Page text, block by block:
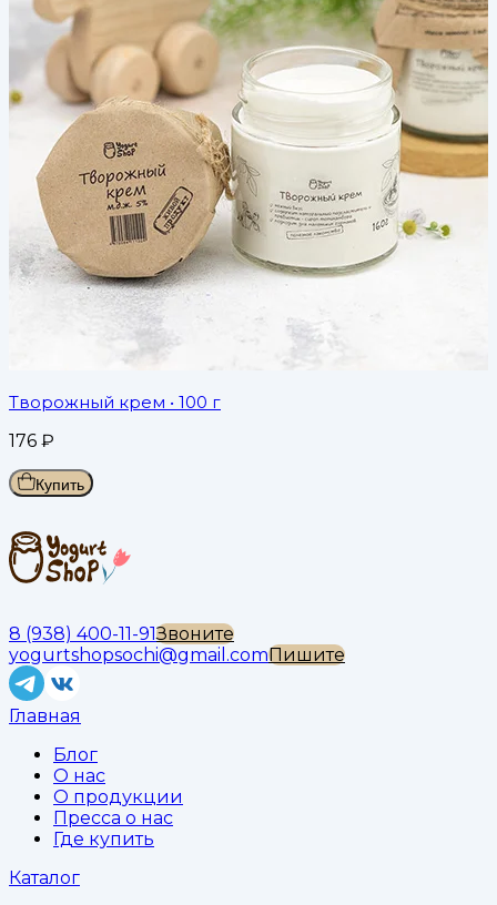
Творожный крем • 100 г
176 ₽
Купить
8 (938) 400-11-91Звоните
yogurtshopsochi@gmail.comПишите
Главная
Блог
О нас
О продукции
Пресса о нас
Где купить
Каталог